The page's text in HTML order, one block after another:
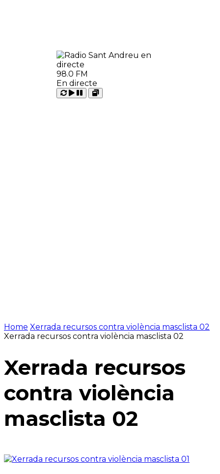
98.0 FM
En directe
Carregant
Reproduir
Pausar
Open
Home Xerrada recursos contra violència masclista 02
Xerrada recursos contra violència masclista 02
Xerrada recursos
contra violència
masclista 02